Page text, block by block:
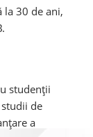
la 30 de ani,
studenții
de
a